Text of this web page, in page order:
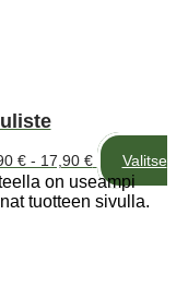
€ - 17,90 €
Valitse
on useampi
tuotteen sivulla.